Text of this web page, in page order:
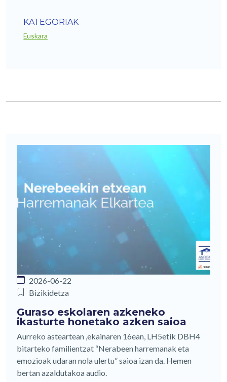
KATEGORIAK
Euskara
2026-06-22
Bizikidetza
Guraso eskolaren azkeneko
ikasturte honetako azken saioa
Aurreko asteartean ,ekainaren 16ean, LH5etik DBH4
bitarteko familientzat “Nerabeen harremanak eta
emozioak udaran nola ulertu” saioa izan da. Hemen
bertan azaldutakoa audio.